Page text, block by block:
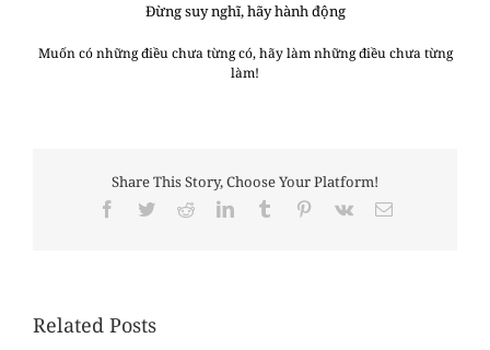
Đừng suy nghĩ, hãy hành động
Muốn có những điều chưa từng có, hãy làm những điều chưa từng
làm!
Share This Story, Choose Your Platform!
Facebook
TwitterRedditLinkedInTumblr Pinterest
Vk Email
Related Posts